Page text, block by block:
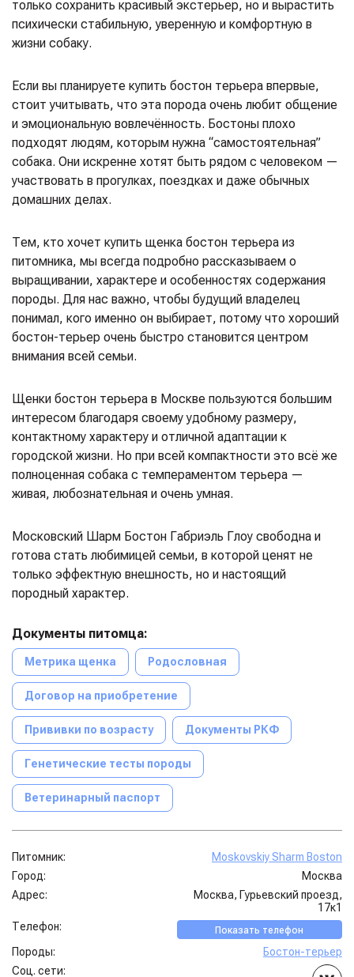
только сохранить красивый экстерьер, но и вырастить
психически стабильную, уверенную и комфортную в
жизни собаку.
Если вы планируете купить бостон терьера впервые,
стоит учитывать, что эта порода очень любит общение
и эмоциональную вовлечённость. Бостоны плохо
подходят людям, которым нужна “самостоятельная”
собака. Они искренне хотят быть рядом с человеком —
участвовать в прогулках, поездках и даже обычных
домашних делах.
Тем, кто хочет купить щенка бостон терьера из
питомника, мы всегда подробно рассказываем о
выращивании, характере и особенностях содержания
породы. Для нас важно, чтобы будущий владелец
понимал, кого именно он выбирает, потому что хороший
бостон-терьер очень быстро становится центром
внимания всей семьи.
Щенки бостон терьера в Москве пользуются большим
интересом благодаря своему удобному размеру,
контактному характеру и отличной адаптации к
городской жизни. Но при всей компактности это всё же
полноценная собака с темпераментом терьера —
живая, любознательная и очень умная.
Московский Шарм Бостон Габриэль Глоу свободна и
готова стать любимицей семьи, в которой ценят не
только эффектную внешность, но и настоящий
породный характер.
Документы питомца:
Метрика щенка Родословная
Договор на приобретение
Прививки по возрасту Документы РКФ
Генетические тесты породы
Ветеринарный паспорт
Питомник:
Moskovskiy Sharm Boston
Город:
Москва
Адрес:
Москва, Гурьевский проезд,
17к1
Телефон:
Показать телефон
Породы:
Бостон-терьер
Соц. сети: